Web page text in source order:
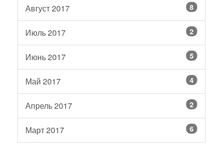
Август 2017 8
Июль 2017 2
Июнь 2017 5
Май 2017 4
Апрель 2017 2
Март 2017 6